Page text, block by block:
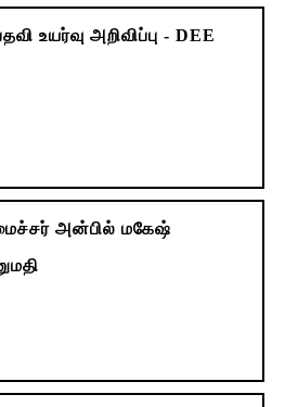
உயர்வு அறிவிப்பு - DEE
அன்பில் மகேஷ்